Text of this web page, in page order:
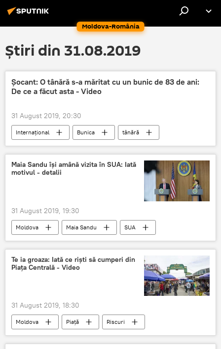
Moldova-România
Știri din 31.08.2019
Șocant: O tânără s-a măritat cu un bunic de 83 de ani:
De ce a făcut asta - Video
31 August 2019, 20:30
Internaţional Bunica tânără
Maia Sandu își amână vizita în SUA: Iată
motivul - detalii
31 August 2019, 19:30
Moldova Maia Sandu
SUA
vizită
Te ia groaza: Iată ce riști să cumperi din
Piața Centrală - Video
31 August 2019, 18:30
Moldova Piață Riscuri